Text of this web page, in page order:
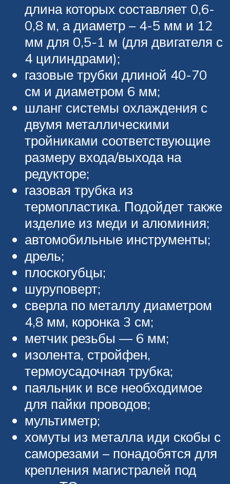
длина которых составляет 0,6-
0,8 м, а диаметр – 4-5 мм и 12
мм для 0,5-1 м (для двигателя с
4 цилиндрами);
газовые трубки длиной 40-70
см и диаметром 6 мм;
шланг системы охлаждения с
двумя металлическими
тройниками соответствующие
размеру входа/выхода на
редукторе;
газовая трубка из
термопластика. Подойдет также
изделие из меди и алюминия;
автомобильные инструменты;
дрель;
плоскогубцы;
шуруповерт;
сверла по металлу диаметром
4,8 мм, коронка 3 см;
метчик резьбы — 6 мм;
изолента, стройфен,
термоусадочная трубка;
паяльник и все необходимое
для пайки проводов;
мультиметр;
хомуты из металла иди скобы с
саморезами – понадобятся для
крепления магистралей под